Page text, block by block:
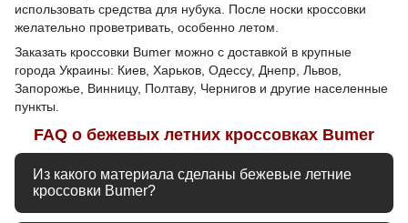
использовать средства для нубука. После носки кроссовки
желательно проветривать, особенно летом.
Заказать кроссовки Bumer можно с доставкой в крупные
города Украины: Киев, Харьков, Одессу, Днепр, Львов,
Запорожье, Винницу, Полтаву, Чернигов и другие населенные
пункты.
FAQ о бежевых летних кроссовках Bumer
Из какого материала сделаны бежевые летние
кроссовки Bumer?